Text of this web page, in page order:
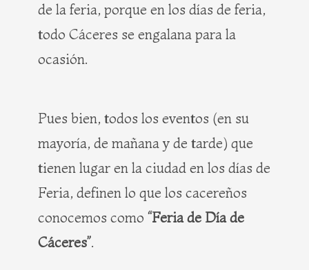
de la feria, porque en los días de feria,
todo Cáceres se engalana para la
ocasión.
Pues bien, todos los eventos (en su
mayoría, de mañana y de tarde) que
tienen lugar en la ciudad en los días de
Feria, definen lo que los cacereños
conocemos como “Feria de Día de
Cáceres”.